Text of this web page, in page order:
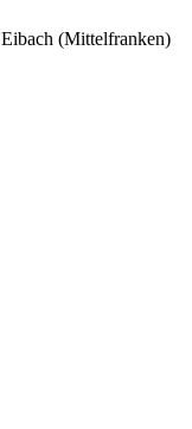
Eibach (Mittelfranken)